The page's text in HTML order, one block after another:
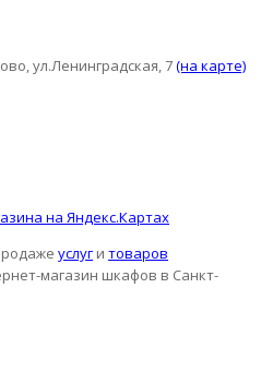
ул.Ленинградская, 7(на карте)
услуги товаров
магазин шкафов в Санкт-